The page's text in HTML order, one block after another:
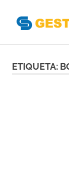
Gestoras
ETIQUETA: